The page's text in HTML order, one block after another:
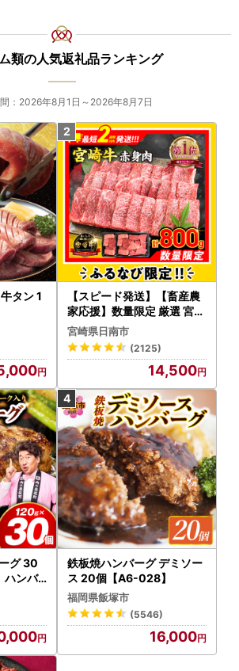
類の人気返礼品ランキング
：2026年8月1日～2026年8月7日
タン 1
【スピード発送】【畜産農
家応援】数量限定 厳選 宮崎
牛 赤身 焼肉 計800g FN-Li
mited-PR_BDV5-26-2W
宮崎県日南市
(2125)
14,500
グ 30
ハンバ
×なに
鉄板焼ハンバーグ デミソー
ス 20個【A6-028】
福岡県飯塚市
(5546)
16,000